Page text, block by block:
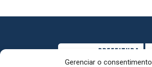
Gerenciar o consentimento